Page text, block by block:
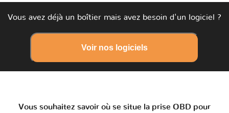
Vous avez déjà un boîtier mais avez besoin d'un logiciel ?
Voir nos logiciels
Vous souhaitez savoir où se situe la prise OBD pour